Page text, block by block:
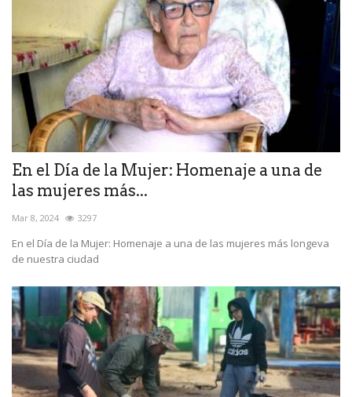
En el Día de la Mujer: Homenaje a una de
las mujeres más...
Mar 8, 2024 3297
En el Día de la Mujer: Homenaje a una de las mujeres más longeva
de nuestra ciudad